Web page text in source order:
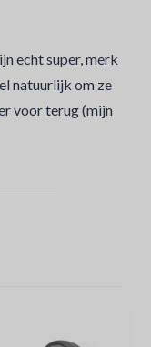
echt super, merk
natuurlijk om ze
voor terug (mijn